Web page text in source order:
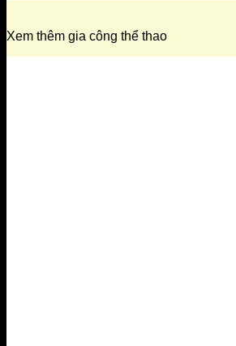
Xem thêm gia công thể thao